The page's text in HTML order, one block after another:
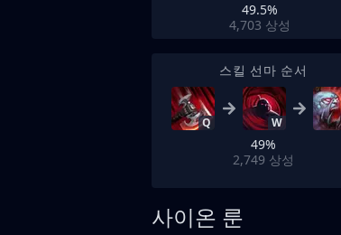
49.5%
4,703 상성
스킬 선마 순서
Q W
49%
2,749 상성
사이온 룬